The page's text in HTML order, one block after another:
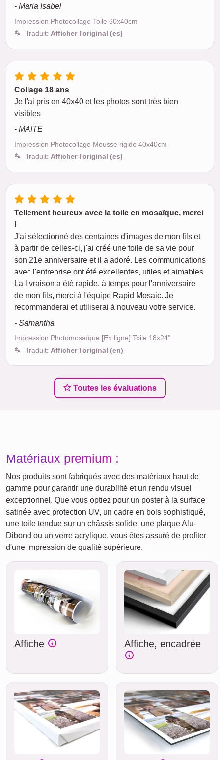
- Maria Isabel
Impression Photocollage Toile 60x40cm
Traduit: Afficher l'original (es)
Collage 18 ans
Je l'ai pris en 40x40 et les photos sont très bien
visibles
- MAITE
Impression Photocollage Mousse rigide 40x40cm
Traduit: Afficher l'original (es)
Tellement heureux avec la toile en mosaïque, merci
!
J'ai sélectionné des centaines d'images de mon fils et
à partir de celles-ci, j'ai créé une toile de sa vie pour
son 21e anniversaire et il a adoré. Les communications
avec l'entreprise ont été excellentes, utiles et aimables.
La livraison a été rapide, à temps pour l'anniversaire
de mon fils, merci à l'équipe Rapid Mosaic. Je
recommanderai et utiliserai à nouveau votre service.
- Samantha
Impression Photomosaïque [En ligne] Toile 18x24"
Traduit: Afficher l'original (en)
Toutes les évaluations
Matériaux premium :
Nos produits sont fabriqués avec des matériaux haut de
gamme pour garantir une durabilité et un rendu visuel
exceptionnel. Que vous optiez pour un poster à la surface
satinée avec protection UV, un cadre en bois sophistiqué,
une toile tendue sur un châssis solide, une plaque Alu-
Dibond ou un verre acrylique, vous êtes assuré de profiter
d'une impression de qualité supérieure.
Affiche Affiche, encadrée